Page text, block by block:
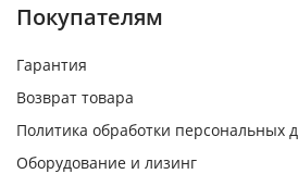
Покупателям
Гарантия
Возврат товара
Политика обработки персональных
Оборудование и лизинг